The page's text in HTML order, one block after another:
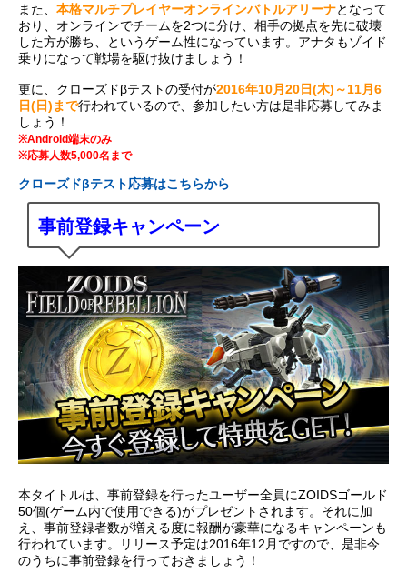
また、 本格マルチプレイヤーオンラインバトルアリーナとなって
おり、オンラインでチームを2つに分け、相手の拠点を先に破壊
した方が勝ち、というゲーム性になっています。アナタもゾイド
乗りになって戦場を駆け抜けましょう！
更に、クローズドβテストの受付が2016年10月20日(木)～11月6
日(日)まで行われているので、参加したい方は是非応募してみま
しょう！
※Android端末のみ
※応募人数5,000名まで
クローズドβテスト応募はこちらから
事前登録キャンペーン
本タイトルは、事前登録を行ったユーザー全員にZOIDSゴールド
50個(ゲーム内で使用できる)がプレゼントされます。それに加
え、事前登録者数が増える度に報酬が豪華になるキャンペーンも
行われています。リリース予定は2016年12月ですので、是非今
のうちに事前登録を行っておきましょう！